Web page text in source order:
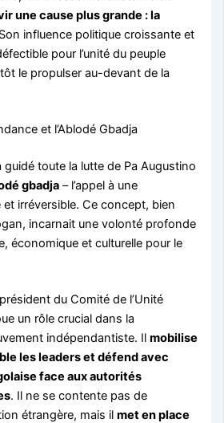
une cause plus grande : la
influence politique croissante et
pour l’unité du peuple
le propulser au-devant de la
et l’Ablodé Gbadja
guidé toute la lutte de Pa Augustino
gbadja – l’appel à une
irréversible. Ce concept, bien
incarnait une volonté profonde
économique et culturelle pour le
du Comité de l’Unité
un rôle crucial dans la
indépendantiste. Ilmobilise
les leaders et défend avec
face aux autorités
. Il ne se contente pas de
étrangère, mais ilmet en place